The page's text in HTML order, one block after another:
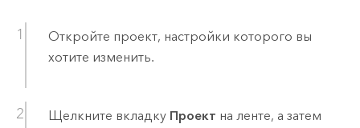
Откройте проект, настройки которого вы
хотите изменить.
Щелкните вкладку Проект на ленте, а затем